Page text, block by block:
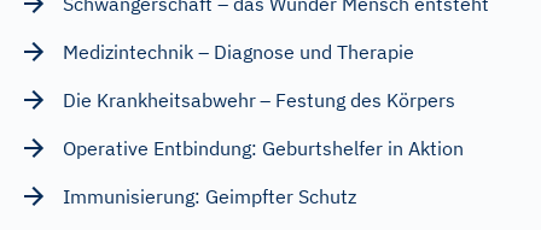
Medizintechnik – Diagnose und Therapie
Die Krankheitsabwehr – Festung des Körpers
Operative Entbindung: Geburtshelfer in Aktion
Immunisierung: Geimpfter Schutz